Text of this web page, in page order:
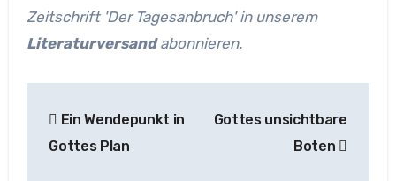
Zeitschrift 'Der Tagesanbruch' in unserem
Literaturversandabonnieren.
Ein Wendepunkt in
Gottes Plan
Gottes unsichtbare
Boten